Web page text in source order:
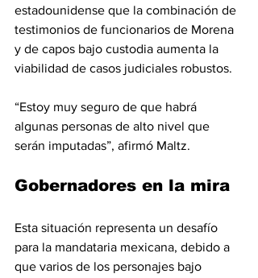
estadounidense que la combinación de
testimonios de funcionarios de Morena
y de capos bajo custodia aumenta la
viabilidad de casos judiciales robustos.
“Estoy muy seguro de que habrá
algunas personas de alto nivel que
serán imputadas”, afirmó Maltz.
Gobernadores en la mira
Esta situación representa un desafío
para la mandataria mexicana, debido a
que varios de los personajes bajo